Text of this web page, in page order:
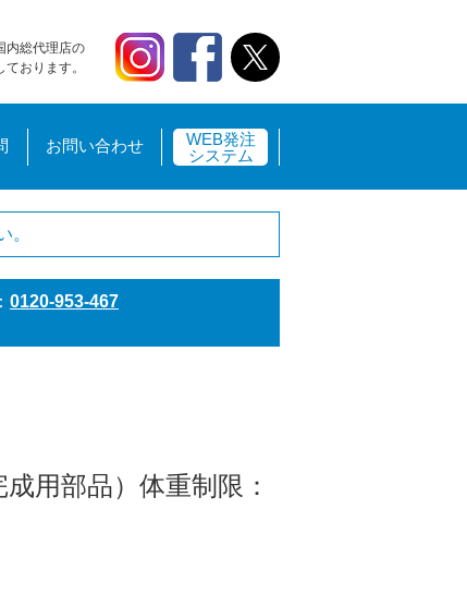
内総代理店の
おります。
お問い合わせ
WEB発注
システム
。
0120-953-467
用部品）体重制限：